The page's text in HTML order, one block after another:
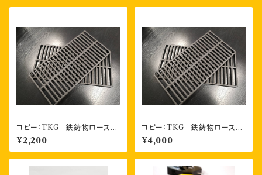
コピー：TKG 鉄鋳物ロースタ
ー（焼アミ） １枚
¥2,200
コピー：TKG 鉄鋳物ロースタ
ー（焼アミ） お得な2枚セット
¥4,000